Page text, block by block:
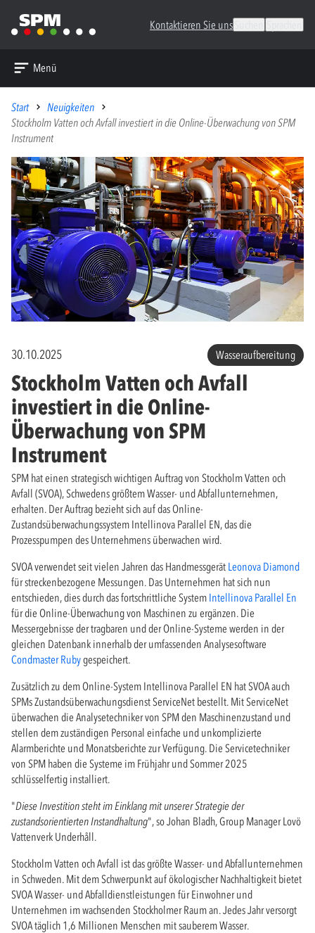
Kontaktieren Sie uns
Menü
Start
Neuigkeiten
Stockholm Vatten och Avfall investiert in die Online-Überwachung von SPM
Instrument
30.10.2025 Wasseraufbereitung
Stockholm Vatten och Avfall
investiert in die Online-
Überwachung von SPM
Instrument
SPM hat einen strategisch wichtigen Auftrag von Stockholm Vatten och
Avfall (SVOA), Schwedens größtem Wasser- und Abfallunternehmen,
erhalten. Der Auftrag bezieht sich auf das Online-
Zustandsüberwachungssystem Intellinova Parallel EN, das die
Prozesspumpen des Unternehmens überwachen wird.
SVOA verwendet seit vielen Jahren das Handmessgerät Leonova Diamond
für streckenbezogene Messungen. Das Unternehmen hat sich nun
entschieden, dies durch das fortschrittliche System Intellinova Parallel En
für die Online-Überwachung von Maschinen zu ergänzen. Die
Messergebnisse der tragbaren und der Online-Systeme werden in der
gleichen Datenbank innerhalb der umfassenden Analysesoftware
Condmaster Rubygespeichert.
Zusätzlich zu dem Online-System Intellinova Parallel EN hat SVOA auch
SPMs Zustandsüberwachungsdienst ServiceNet bestellt. Mit ServiceNet
überwachen die Analysetechniker von SPM den Maschinenzustand und
stellen dem zuständigen Personal einfache und unkomplizierte
Alarmberichte und Monatsberichte zur Verfügung. Die Servicetechniker
von SPM haben die Systeme im Frühjahr und Sommer 2025
schlüsselfertig installiert.
"Diese Investition steht im Einklang mit unserer Strategie der
zustandsorientierten Instandhaltung", so Johan Bladh, Group Manager Lovö
Vattenverk Underhåll.
Stockholm Vatten och Avfall ist das größte Wasser- und Abfallunternehmen
in Schweden. Mit dem Schwerpunkt auf ökologischer Nachhaltigkeit bietet
SVOA Wasser- und Abfalldienstleistungen für Einwohner und
Unternehmen im wachsenden Stockholmer Raum an. Jedes Jahr versorgt
SVOA täglich 1,6 Millionen Menschen mit sauberem Wasser.